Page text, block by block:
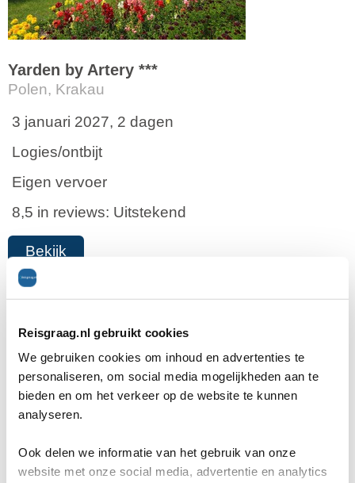
Reisgraag.nl gebruikt cookies
We gebruiken cookies om inhoud en advertenties te
personaliseren, om social media mogelijkheden aan te
bieden en om het verkeer op de website te kunnen
analyseren.
Ook delen we informatie van het gebruik van onze
website met onze social media, advertentie en analytics
Yarden by Artery ***
Polen, Krakau
3 januari 2027, 2 dagen
Logies/ontbijt
Eigen vervoer
8,5 in reviews: Uitstekend
Bekijk
vanaf